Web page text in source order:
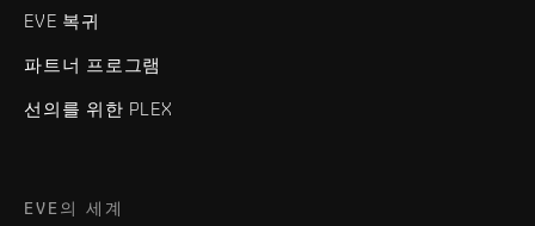
EVE 복귀
파트너 프로그램
선의를 위한 PLEX
EVE의 세계